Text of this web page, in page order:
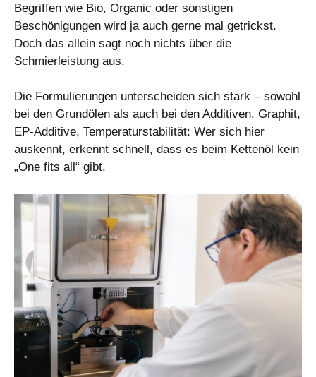
Begriffen wie Bio, Organic oder sonstigen
Beschönigungen wird ja auch gerne mal getrickst.
Doch das allein sagt noch nichts über die
Schmierleistung aus.
Die Formulierungen unterscheiden sich stark – sowohl
bei den Grundölen als auch bei den Additiven. Graphit,
EP-Additive, Temperaturstabilität: Wer sich hier
auskennt, erkennt schnell, dass es beim Kettenöl kein
„One fits all“ gibt.